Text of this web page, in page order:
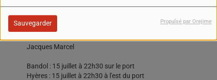
Sauvegarder Propulsé par Orejime
Saint Cyr : 14 juillet à 22h30 au Lecques
Le Lavandou : 14 juillet à 22h30 sur la plage du centre-ville
Cavalaire : Le 14 juillet à 22h30 sur la plage du centre-ville
Jacques Marcel
Bandol : 15 juillet à 22h30 sur le port
Hyères : 15 juillet à 22h30 à l'est du port